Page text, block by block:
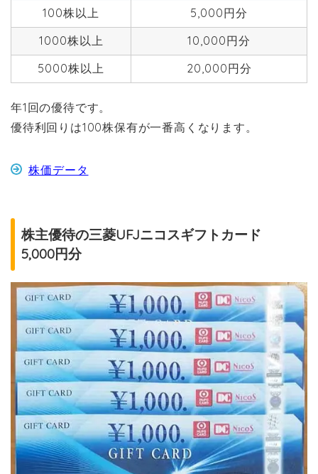
100株以上
5,000円分
1000株以上
10,000円分
5000株以上
20,000円分
年1回の優待です。
優待利回りは100株保有が一番高くなります。
株価データ
株主優待の三菱UFJニコスギフトカード
5,000円分